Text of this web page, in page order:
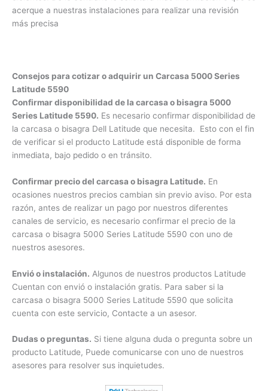
electrónico. Uno de nuestros especialistas en
reconstrucción le responderá el mensaje con una cotización
estimada y el tiempo de espera, esto si las imágenes son lo
Consejos para cotizar o adquirir un Carcasa 5000 Series
Latitude 5590
Confirmar disponibilidad de la carcasa o bisagra 5000
Series Latitude 5590. Es necesario confirmar disponibilidad
el fin de verificar si el producto Latitude está disponible de
forma inmediata, bajo pedido o en tránsito.
Confirmar precio del carcasa o bisagra Latitude.En
ocasiones nuestros precios cambian sin previo aviso. Por
esta razón, antes de realizar un pago por nuestros diferentes
carcasa o bisagra 5000 Series Latitude 5590 con uno de
nuestros asesores.
Envió o instalación. Algunos de nuestros productos Latitude
carcasa o bisagra 5000 Series Latitude 5590 que solicita
cuenta con este servicio, Contacte a un asesor.
Si tiene alguna duda o pregunta sobre
¿Necesitas un experto?
Comunícate con nosotros